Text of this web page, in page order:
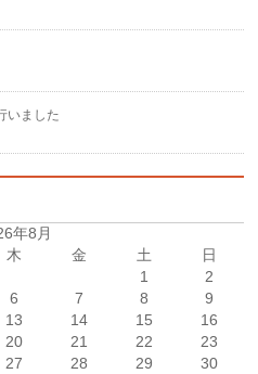
いました
年8月
木 金 土 日
1
2
6 7 8
9
13 14 15
16
20 21 22
23
27 28 29
30